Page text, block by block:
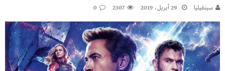
سينفيليا 29 أبريل، 2019 2307
0